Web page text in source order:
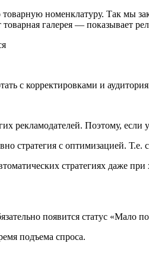
номенклатуру. Так мы
галерея — показывает
с корректировками и
рекламодателей. Поэтому, если
стратегия с оптимизацией.
стратегиях даже
появится статус «Мало
подъема спроса.